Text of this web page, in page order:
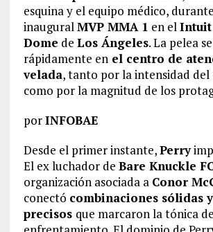
esquina y el equipo médico,
inauguralMVP MMA 1 en elIntuit
Dome de Los Ángeles. La pelea
rápidamente enel centro de
velada, tanto por la intensidad del
como por la magnitud de los
porINFOBAE
Desde el primer instante,Perry
El ex luchador de Bare Knuckle
organización asociada a Conor
conectó combinaciones sólidas
precisos que marcaron la tónica